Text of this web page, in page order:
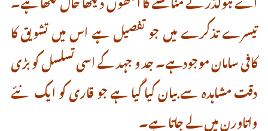
تیسرے تذکرے میں جو تفصیل ہے اس میں تشویق کا
کافی سامان موجودہے۔ جد و جہد کے اسی تسلسل کو بڑی
دقت مشاہدہ سے بیان کیا گیا ہے جو قاری کو ایک نئے
واتاورن میں لے جاتا ہے۔